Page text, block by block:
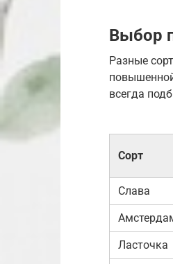
Выбор
Разные
всегда
Сорт
Слава
Ласточка